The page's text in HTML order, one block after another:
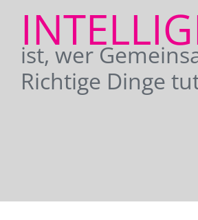
ist, wer
Richtige Dinge